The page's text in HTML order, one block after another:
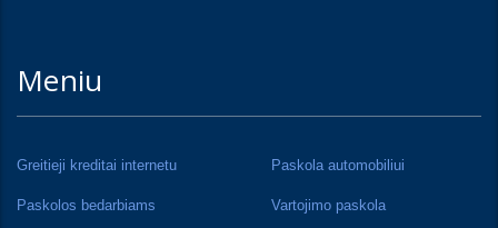
Meniu
Greitieji kreditai internetu Paskola automobiliui
Paskolos bedarbiams Vartojimo paskola